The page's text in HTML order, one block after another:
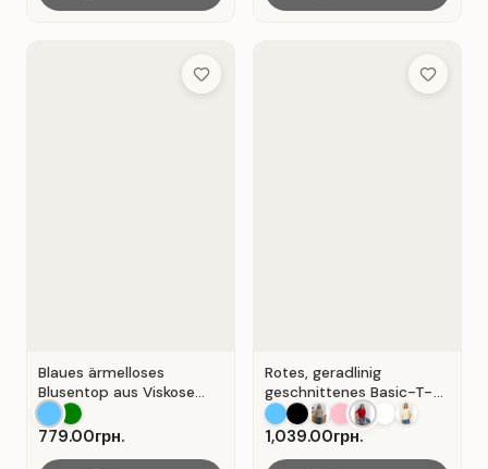
Add to Wish List
Blaues ärmelloses
Blusentop aus Viskose
mit V-Ausschnitt . Blau .
779.00грн.
Add to
Rotes, geradlinig
geschnittenes Basic-T-
Shirt aus Baumwolle . Rot
.1,039.00грн.